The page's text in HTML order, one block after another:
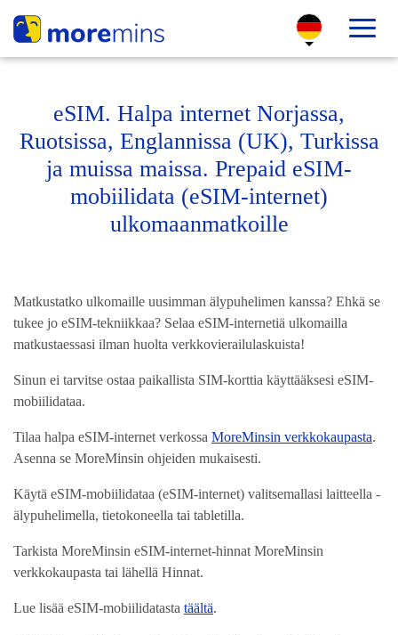
eSIM. Halpa internet Norjassa,
Ruotsissa, Englannissa (UK), Turkissa
ja muissa maissa. Prepaid eSIM-
mobiilidata (eSIM-internet)
ulkomaanmatkoille
Matkustatko ulkomaille uusimman älypuhelimen kanssa? Ehkä se
tukee jo eSIM-tekniikkaa? Selaa eSIM-internetiä ulkomailla
matkustaessasi ilman huolta verkkovierailulaskuista!
Sinun ei tarvitse ostaa paikallista SIM-korttia käyttääksesi eSIM-
mobiilidataa.
Tilaa halpa eSIM-internet verkossa MoreMinsin verkkokaupasta.
Asenna se MoreMinsin ohjeiden mukaisesti.
Käytä eSIM-mobiilidataa (eSIM-internet) valitsemallasi laitteella -
älypuhelimella, tietokoneella tai tabletilla.
Tarkista MoreMinsin eSIM-internet-hinnat MoreMinsin
verkkokaupasta tai lähellä Hinnat.
Lue lisää eSIM-mobiilidatasta täältä.